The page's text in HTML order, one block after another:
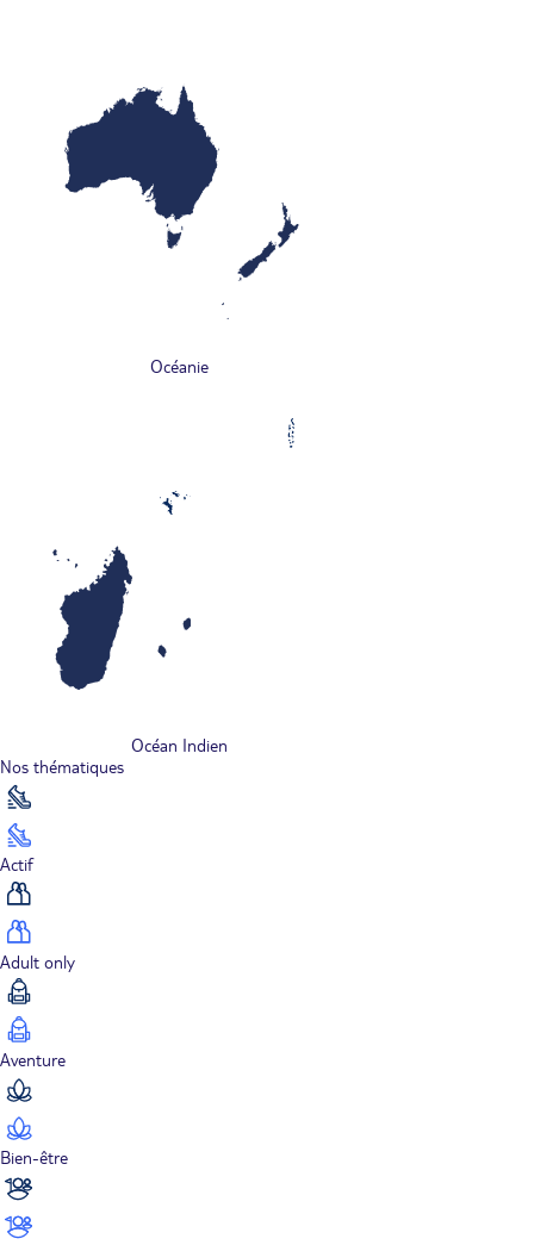
Océanie
Océan Indien
Nos thématiques
Actif
Adult only
Aventure
Bien-être